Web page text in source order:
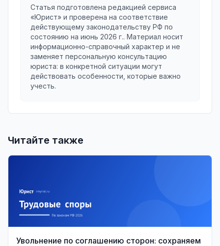
Статья подготовлена редакцией сервиса
«Юрист» и проверена на соответствие
действующему законодательству РФ по
состоянию на июнь 2026 г.. Материал носит
информационно-справочный характер и не
заменяет персональную консультацию
юриста: в конкретной ситуации могут
действовать особенности, которые важно
учесть.
Читайте также
Увольнение по соглашению сторон: сохраняем